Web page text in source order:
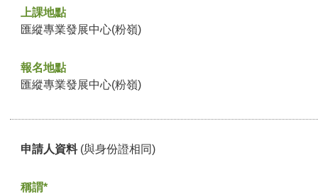
上課地點
匯縱專業發展中心(粉嶺)
報名地點
匯縱專業發展中心(粉嶺)
申請人資料 (與身份證相同)
稱謂*